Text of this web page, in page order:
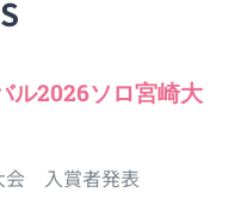
ル2026ソロ宮崎大
会 入賞者発表